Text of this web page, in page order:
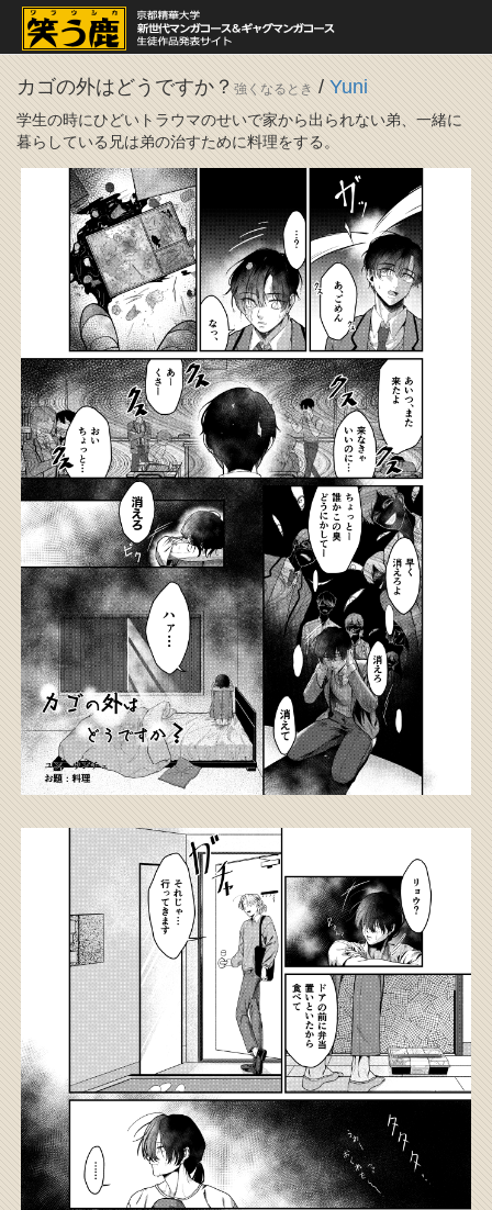
カゴの外はどうですか？ 強くなるとき / Yuni
学生の時にひどいトラウマのせいで家から出られない弟、一緒に
暮らしている兄は弟の治すために料理をする。